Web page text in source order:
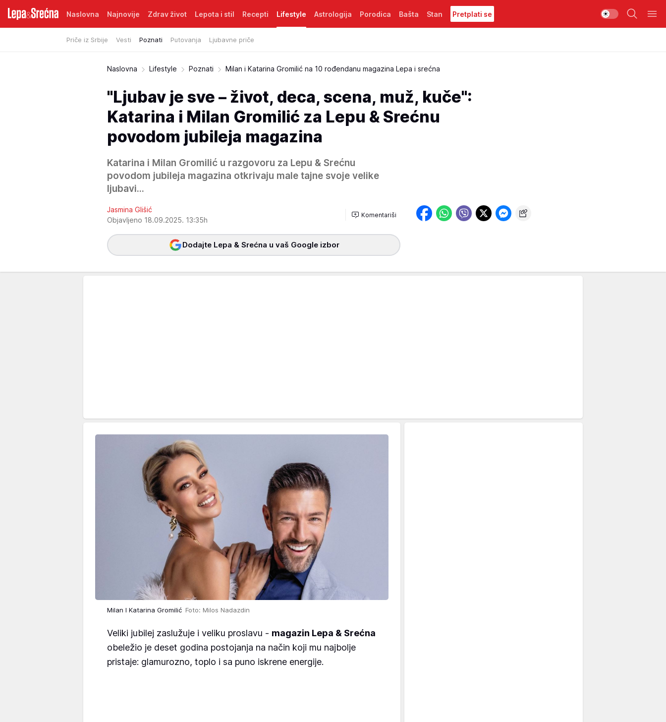
Naslovna Najnovije Zdrav život Lepota i stil Recepti Lifestyle
Priče iz Srbije Vesti Poznati Putovanja Ljubavne priče
Astrologija Porodica Bašta Stan Pretplati se
Naslovna Lifestyle Poznati Milan i Katarina Gromilić na 10 rođendanu magazina Lepa i srećna
"Ljubav je sve – život, deca, scena, muž, kuče":
Katarina i Milan Gromilić za Lepu & Srećnu
povodom jubileja magazina
Katarina i Milan Gromilić u razgovoru za Lepu & Srećnu
povodom jubileja magazina otkrivaju male tajne svoje velike
ljubavi...
Jasmina Glišić
Objavljeno 18.09.2025. 13:35h
Komentariši
Dodajte Lepa & Srećna u vaš Google izbor
Milan I Katarina Gromilić Foto: Milos Nadazdin
Veliki jubilej zaslužuje i veliku proslavu - magazin Lepa & Srećna
obeležio je deset godina postojanja na način koji mu najbolje
pristaje: glamurozno, toplo i sa puno iskrene energije.